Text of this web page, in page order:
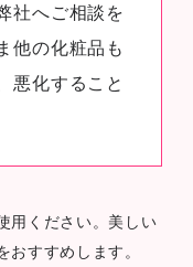
社へご相談を
他の化粧品も
悪化すること
用ください。美しい
おすすめします。